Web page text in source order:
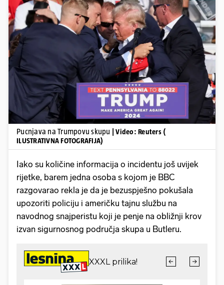
Pokretanje videa...
Pucnjava na Trumpovu skupu
| Video: Reuters (
ILUSTRATIVNA FOTOGRAFIJA)
Iako su količine informacija o incidentu još uvijek
rijetke, barem jedna osoba s kojom je BBC
razgovarao rekla je da je bezuspješno pokušala
upozoriti policiju i američku tajnu službu na
navodnog snajperistu koji je penje na obližnji krov
izvan sigurnosnog područja skupa u Butleru.